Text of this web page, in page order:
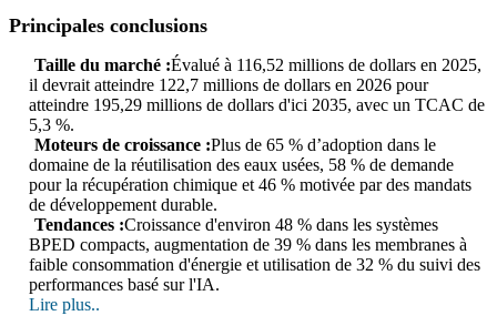
Principales conclusions
Taille du marché :Évalué à 116,52 millions de dollars en 2025,
il devrait atteindre 122,7 millions de dollars en 2026 pour
atteindre 195,29 millions de dollars d'ici 2035, avec un TCAC de
5,3 %.
Moteurs de croissance :Plus de 65 % d’adoption dans le
domaine de la réutilisation des eaux usées, 58 % de demande
pour la récupération chimique et 46 % motivée par des mandats
de développement durable.
Tendances :Croissance d'environ 48 % dans les systèmes
BPED compacts, augmentation de 39 % dans les membranes à
faible consommation d'énergie et utilisation de 32 % du suivi des
performances basé sur l'IA.
Lire plus..